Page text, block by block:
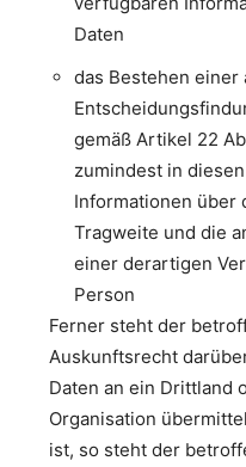
Daten
das Bestehen
gemäß Artikel 22
zumindest in
Informationen über
Tragweite und die
einer derartigen
Person
Ferner steht der
Auskunftsrecht
Daten an ein Drittland
Organisation
ist, so steht der